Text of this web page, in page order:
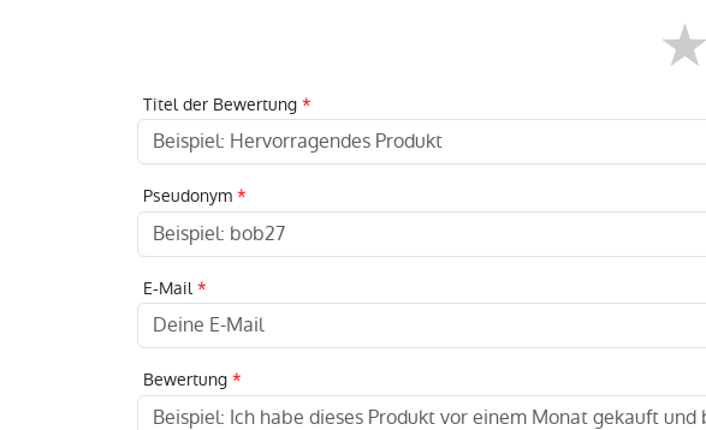
Titel der Bewertung
Pseudonym
E-Mail
Bewertung